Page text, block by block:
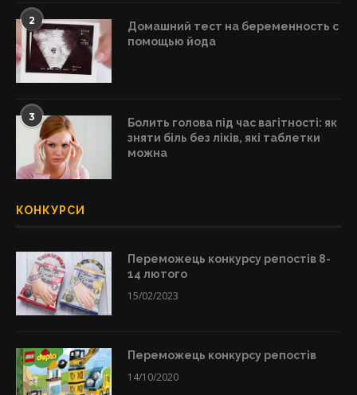
2
Домашний тест на беременность с
помощью йода
3
Болить голова під час вагітності: як
зняти біль без ліків, які таблетки
можна
КОНКУРСИ
Переможець конкурсу репостів 8-
14 лютого
15/02/2023
Переможець конкурсу репостів
14/10/2020